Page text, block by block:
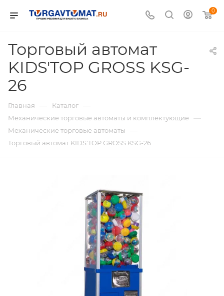
0
Торговый автомат
KIDS'TOP GROSS KSG-
26
Главная — Каталог —
Механические торговые автоматы и комплектующие —
Механические торговые автоматы —
Торговый автомат KIDS'TOP GROSS KSG-26